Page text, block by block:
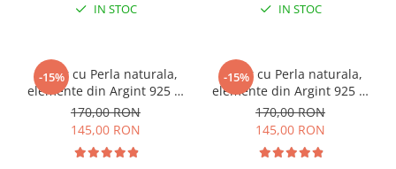
IN STOC IN STOC
-15%
Colier cu Perla naturala,
elemente din Argint 925 si
margele Miyuki, multicolor
170,00 RON
145,00 RON
-15%
Colier cu Perla naturala,
elemente din Argint 925 si
margele Miyuki, verde/kiwi
170,00 RON
145,00 RON